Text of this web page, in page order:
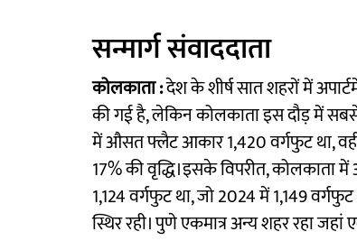
सन्मार्ग संवाददाता
कोलकाता :देश के शीर्ष सात शहरों में
की गई है, लेकिन कोलकाता इस दौड़ में सबसे
में औसत फ्लैट आकार 1,420 वर्गफुट था,
17% की वृद्धि।इसके विपरीत, कोलकाता
1,124 वर्गफुट था, जो 2024 में 1,149
स्थिर रही। पुणे एकमात्र अन्य शहर रहा